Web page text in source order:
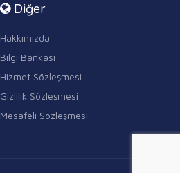
Diğer
Hakkımızda
Bilgi Bankası
Hizmet Sözleşmesi
Gizlilik Sözleşmesi
Mesafeli Sözleşmesi